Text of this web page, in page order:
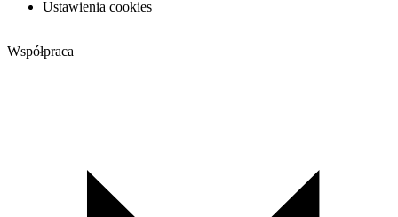
Ustawienia cookies
Współpraca